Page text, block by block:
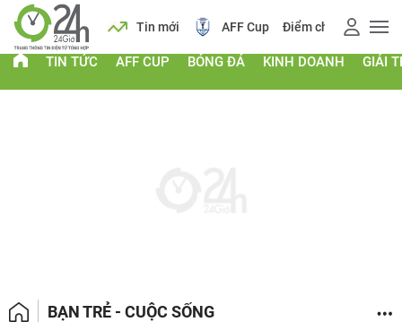
Lịch Tin mới AFF Cup Điểm chuẩn 2026
TIN TỨC AFF CUP BÓNG ĐÁ KINH DOANH GIẢI
BẠN TRẺ - CUỘC SỐNG